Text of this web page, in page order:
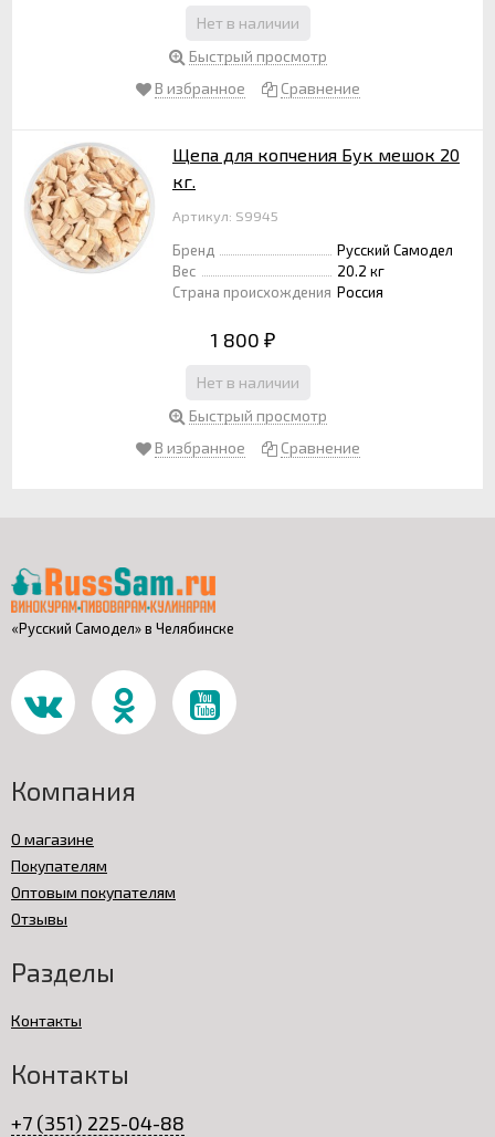
Нет в наличии
Быстрый просмотр
В избранное
Сравнение
Щепа для копчения Бук мешок 20
кг.
Артикул: S9945
Бренд
Русский Самодел
Вес
20.2 кг
Страна происхождения Россия
1 800 ₽
Нет в наличии
Быстрый просмотр
В избранное
Сравнение
«Русский Самодел» в Челябинске
Компания
О магазине
Покупателям
Оптовым покупателям
Отзывы
Разделы
Контакты
Контакты
+7 (351) 225-04-88